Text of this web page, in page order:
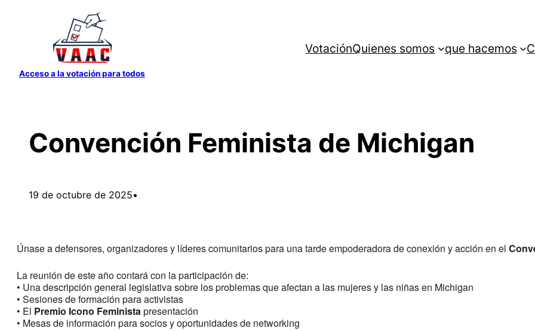
contenido
Acceso a la votación para todos
VotaciónQuienes somos que hacemos
Convención Feminista de Michigan
19 de octubre de 2025•
Únase a defensores, organizadores y líderes comunitarios para una tarde empoderadora de conexión y acción en el
La reunión de este año contará con la participación de:
• Una descripción general legislativa sobre los problemas que afectan a las mujeres y las niñas en Michigan
• Sesiones de formación para activistas
• El Premio Icono Feministapresentación
• Mesas de información para socios y oportunidades de networking